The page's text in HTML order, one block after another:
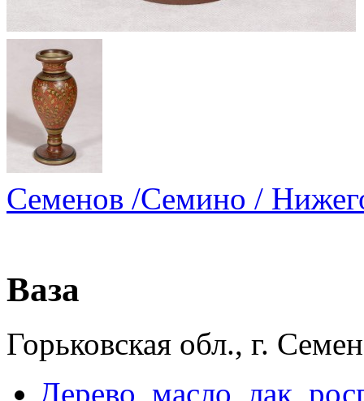
Семенов /Семино /
Ваза
Горьковская обл., г.
Дерево, масло, лак,